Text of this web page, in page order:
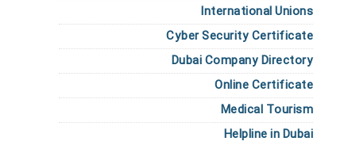
International Unions
Cyber Security Certificate
Dubai Company Directory
Online Certificate
Medical Tourism
Helpline in Dubai